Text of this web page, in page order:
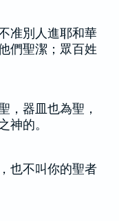
准別人進耶和華
們聖潔；眾百姓
，器皿也為聖，
神的。
也不叫你的聖者